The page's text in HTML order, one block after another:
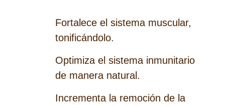
Fortalece el sistema muscular,
tonificándolo.
Optimiza el sistema inmunitario
de manera natural.
Incrementa la remoción de la